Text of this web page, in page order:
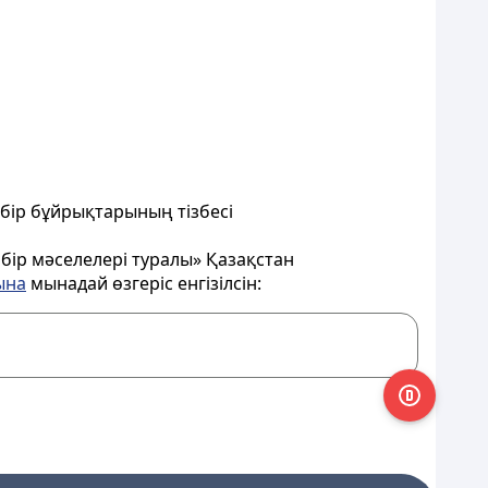
бұйрықтарының тізбесі
мәселелері туралы» Қазақстан
мынадай өзгеріс енгізілсін: